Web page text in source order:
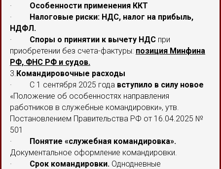
· Особенности применения ККТ
· Налоговые риски: НДС, налог на прибыль,
НДФЛ.
· Споры о принятии к вычету НДС при
приобретении без счета-фактуры: позиция Минфина
РФ, ФНС РФ и судов.
3.Командировочные расходы
· С 1 сентября 2025 года вступило в силу новое
«Положение об особенностях направления
работников в служебные командировки», утв.
Постановлением Правительства РФ от 16.04.2025 №
501
· Понятие «служебная командировка».
Документальное оформление командировки.
· Срок командировки. Однодневные